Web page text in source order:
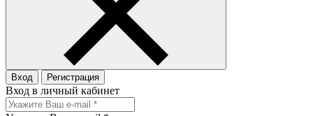
Вход Регистрация
Вход в личный кабинет